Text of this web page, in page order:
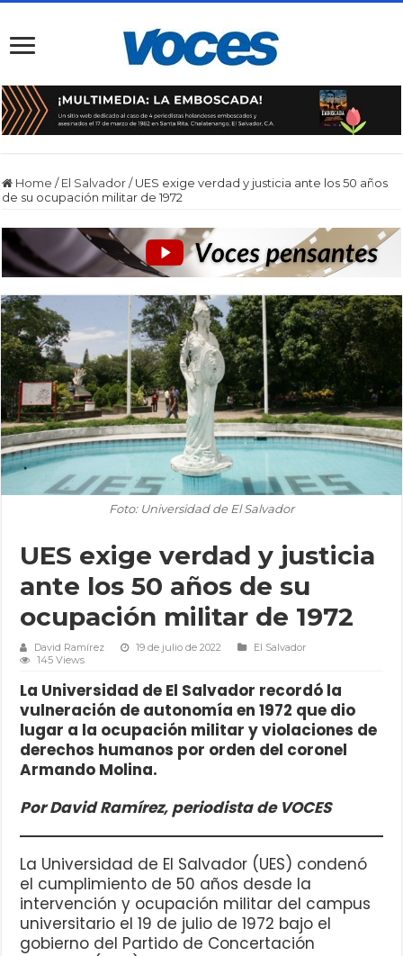
Home / El Salvador / UES exige verdad y justicia ante los 50 años
de su ocupación militar de 1972
Foto: Universidad de El Salvador
UES exige verdad y justicia
ante los 50 años de su
ocupación militar de 1972
David Ramírez 19 de julio de 2022
El Salvador
145 Views
La Universidad de El Salvador recordó la
vulneración de autonomía en 1972 que dio
lugar a la ocupación militar y violaciones de
derechos humanos por orden del coronel
Armando Molina.
Por David Ramírez, periodista de VOCES
La Universidad de El Salvador (UES) condenó
el cumplimiento de 50 años desde la
intervención y ocupación militar del campus
universitario el 19 de julio de 1972 bajo el
gobierno del Partido de Concertación